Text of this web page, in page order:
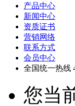
产品中心
新闻中心
资质证书
营销网络
联系方式
会员中心
全国统一热线
您当